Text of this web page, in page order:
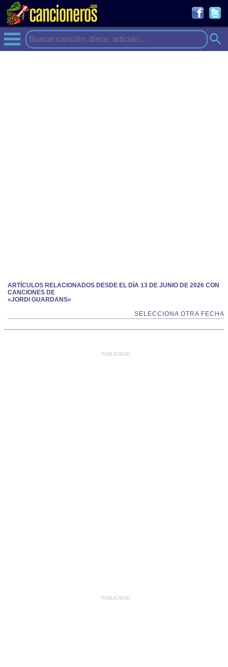
ARTÍCULOS RELACIONADOS DESDE EL DÍA 13 DE JUNIO DE 2026 CON
CANCIONES DE
«JORDI GUARDANS»
SELECCIONA OTRA FECHA
PUBLICIDAD
PUBLICIDAD